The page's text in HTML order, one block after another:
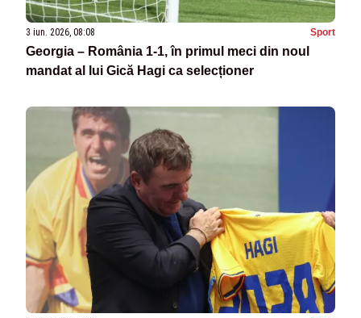
3 iun. 2026, 08:08 Sport
Georgia – România 1-1, în primul meci din noul
mandat al lui Gică Hagi ca selecționer